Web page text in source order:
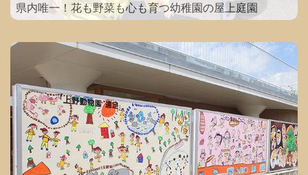
県内唯一！花も野菜も心も育つ幼稚園の屋上庭園